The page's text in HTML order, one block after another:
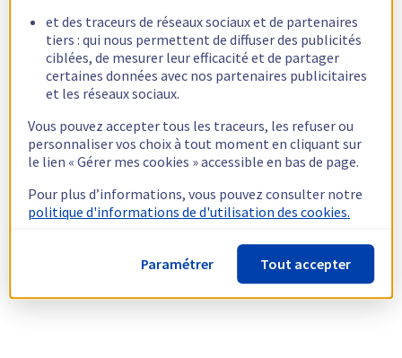
et des traceurs de réseaux sociaux et de partenaires
tiers : qui nous permettent de diffuser des publicités
ciblées, de mesurer leur efficacité et de partager
certaines données avec nos partenaires publicitaires
et les réseaux sociaux.
Vous pouvez accepter tous les traceurs, les refuser ou
personnaliser vos choix à tout moment en cliquant sur
le lien « Gérer mes cookies » accessible en bas de page.
Pour plus d’informations, vous pouvez consulter notre
politique d'informations de d'utilisation des cookies.
Paramétrer Tout accepter